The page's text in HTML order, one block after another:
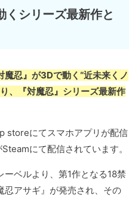
くシリーズ最新作と
魔忍』が3Dで動く“近未来くノ
、『対魔忍』シリーズ最新作
storeにてスマホアプリが配信
にて配信されています。
ベルより、第1作となる18禁
忍アサギ』が発売され、その